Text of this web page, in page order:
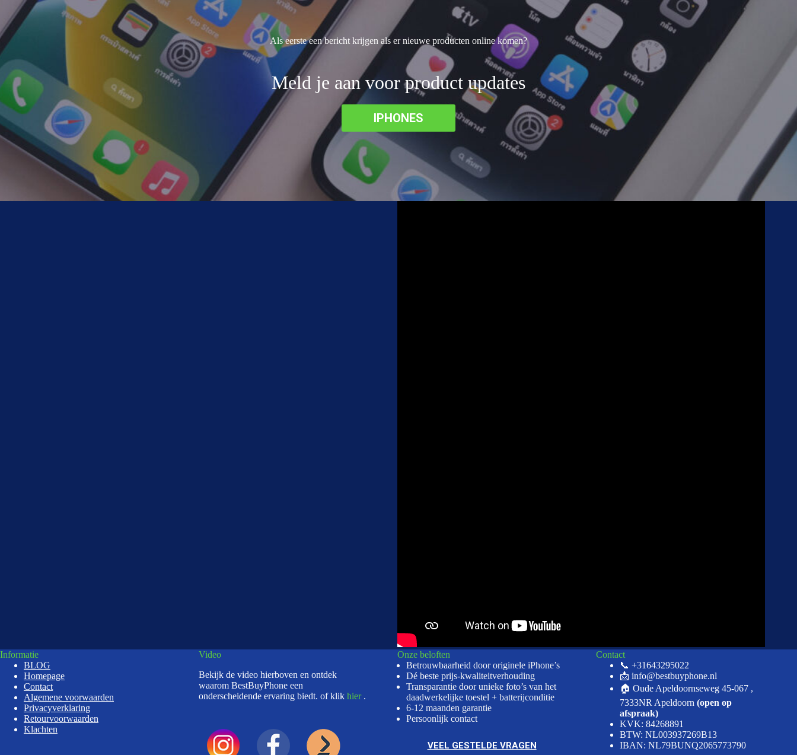
Als eerste een bericht krijgen als er nieuwe producten online komen?
Meld je aan voor product updates
IPHONES
Informatie
BLOG
Homepage
Contact
Algemene voorwaarden
Privacyverklaring
Retourvoorwaarden
Klachten
Video
Bekijk de video hierboven en ontdek
waarom BestBuyPhone een
onderscheidende ervaring biedt. of klikhier .
Onze beloften
Betrouwbaarheid door originele iPhone’s
Dé beste prijs-kwaliteitverhouding
Transparantie door unieke foto’s van het
daadwerkelijke toestel + batterijconditie
6-12 maanden garantie
Persoonlijk contact
VEEL GESTELDE VRAGEN
Contact
📞 +31643295022
📩 info@bestbuyphone.nl
🏠 Oude Apeldoornseweg 45-067 ,
7333NR Apeldoorn(open op
afspraak)
KVK: 84268891
BTW: NL003937269B13
IBAN: NL79BUNQ2065773790